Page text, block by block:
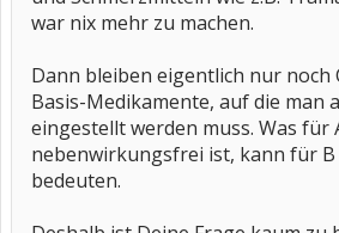
war nix mehr zu machen.
Dann bleiben eigentlich nur noch
Basis-Medikamente, auf die man
eingestellt werden muss. Was für
nebenwirkungsfrei ist, kann für
bedeuten.